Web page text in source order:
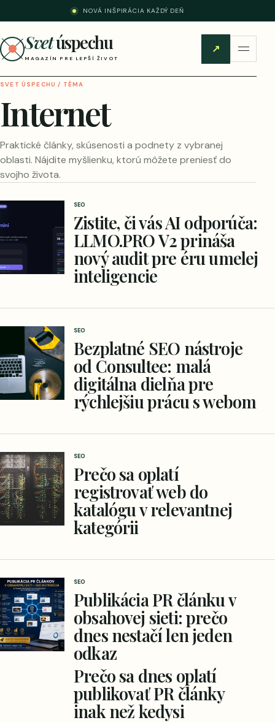
NOVÁ INŠPIRÁCIA KAŽDÝ DEŇ
Svetúspechu
MAGAZÍN PRE LEPŠÍ ŽIVOT
↗
SVET ÚSPECHU / TÉMA
Internet
Praktické články, skúsenosti a podnety z vybranej
oblasti. Nájdite myšlienku, ktorú môžete preniesť do
svojho života.
SEO
Zistite, či vás AI odporúča:
LLMO.PRO V2 prináša
nový audit pre éru umelej
inteligencie
SEO
Bezplatné SEO nástroje
od Consultee: malá
digitálna dielňa pre
rýchlejšiu prácu s webom
SEO
Prečo sa oplatí
registrovať web do
katalógu v relevantnej
kategórii
SEO
Publikácia PR článku v
obsahovej sieti: prečo
dnes nestačí len jeden
odkaz
Prečo sa dnes oplatí
publikovať PR články
inak než kedysi